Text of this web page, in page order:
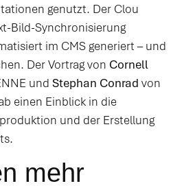
genutzt. Der Clou
Bild-Synchronisierung
im CMS generiert – und
Der Vortrag von Cornell
und Stephan Conrad von
einen Einblick in die
und der Erstellung
mehr